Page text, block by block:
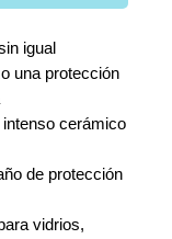
igual
una protección
cerámico
de protección
vidrios,